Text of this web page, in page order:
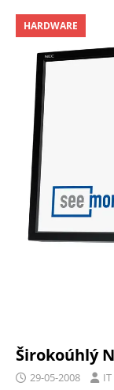
HARDWARE
Širokoúhlý
29-05-2008